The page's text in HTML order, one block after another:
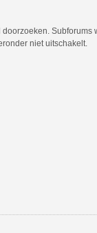
Subforums
niet uitschakelt.